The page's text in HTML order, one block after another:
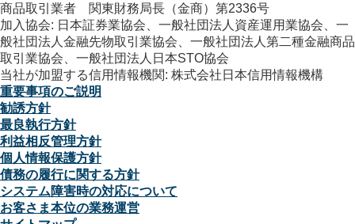
商品取引業者 関東財務局長（金商）第2336号
加入協会: 日本証券業協会、一般社団法人資産運用業協会、一
般社団法人金融先物取引業協会、一般社団法人第二種金融商品
取引業協会、一般社団法人日本STO協会
当社が加盟する信用情報機関: 株式会社日本信用情報機構
重要事項のご説明
勧誘方針
最良執行方針
利益相反管理方針
個人情報保護方針
債務の履行に関する方針
システム障害時の対応について
お客さま本位の業務運営